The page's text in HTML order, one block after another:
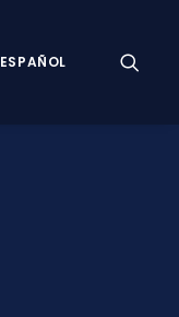
ESPAÑOL